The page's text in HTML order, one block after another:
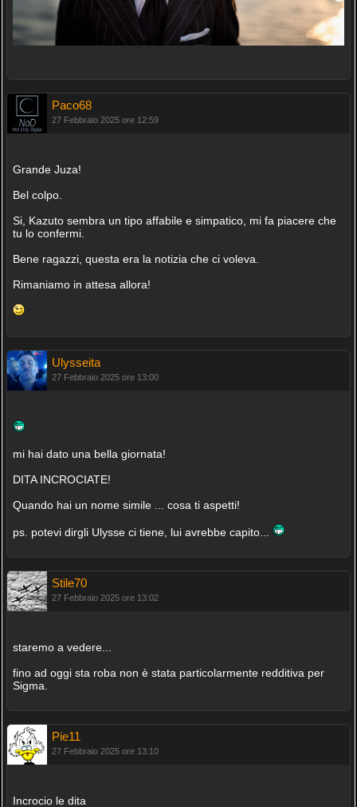
Paco68
27 Febbraio 2025 ore 12:59
Grande Juza!
Bel colpo.
Si, Kazuto sembra un tipo affabile e simpatico, mi fa piacere che
tu lo confermi.
Bene ragazzi, questa era la notizia che ci voleva.
Rimaniamo in attesa allora!
Ulysseita
27 Febbraio 2025 ore 13:00
mi hai dato una bella giornata!
DITA INCROCIATE!
Quando hai un nome simile ... cosa ti aspetti!
ps. potevi dirgli Ulysse ci tiene, lui avrebbe capito...
Stile70
27 Febbraio 2025 ore 13:02
staremo a vedere...
fino ad oggi sta roba non è stata particolarmente redditiva per
Sigma.
Pie11
27 Febbraio 2025 ore 13:10
Incrocio le dita